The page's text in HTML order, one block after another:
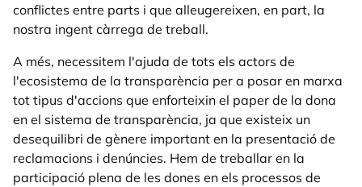
conflictes entre parts i que alleugereixen, en part, la
nostra ingent càrrega de treball.
A més, necessitem l'ajuda de tots els actors de
l'ecosistema de la transparència per a posar en marxa
tot tipus d'accions que enforteixin el paper de la dona
en el sistema de transparència, ja que existeix un
desequilibri de gènere important en la presentació de
reclamacions i denúncies. Hem de treballar en la
participació plena de les dones en els processos de